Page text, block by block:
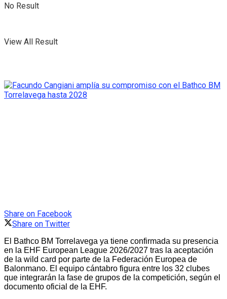
No Result
View All Result
Share on Facebook
Share on Twitter
El Bathco BM Torrelavega ya tiene confirmada su presencia
en la EHF European League 2026/2027 tras la aceptación
de la wild card por parte de la Federación Europea de
Balonmano. El equipo cántabro figura entre los 32 clubes
que integrarán la fase de grupos de la competición, según el
documento oficial de la EHF.